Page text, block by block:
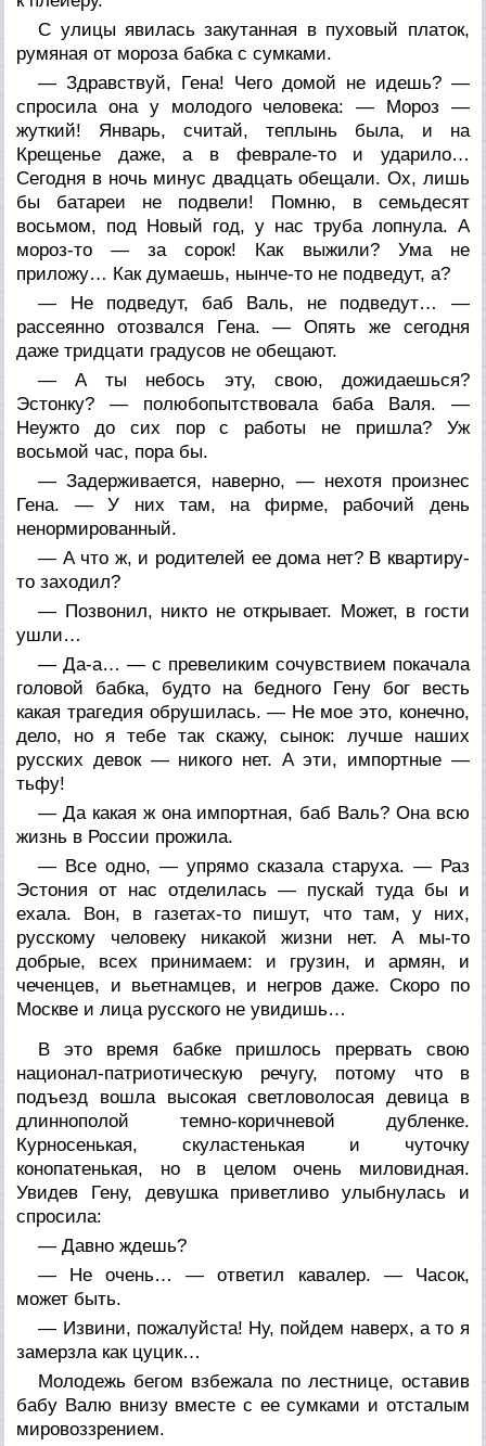
С улицы явилась закутанная в пуховый платок,
румяная от мороза бабка с сумками.
— Здравствуй, Гена! Чего домой не идешь? —
спросила она у молодого человека: — Мороз —
жуткий! Январь, считай, теплынь была, и на
Крещенье даже, а в феврале-то и ударило…
Сегодня в ночь минус двадцать обещали. Ох, лишь
бы батареи не подвели! Помню, в семьдесят
восьмом, под Новый год, у нас труба лопнула. А
мороз-то — за сорок! Как выжили? Ума не
приложу… Как думаешь, нынче-то не подведут, а?
— Не подведут, баб Валь, не подведут… —
рассеянно отозвался Гена. — Опять же сегодня
даже тридцати градусов не обещают.
— А ты небось эту, свою, дожидаешься?
Эстонку? — полюбопытствовала баба Валя. —
Неужто до сих пор с работы не пришла? Уж
восьмой час, пора бы.
— Задерживается, наверно, — нехотя произнес
Гена. — У них там, на фирме, рабочий день
ненормированный.
— А что ж, и родителей ее дома нет? В квартиру-
то заходил?
— Позвонил, никто не открывает. Может, в гости
ушли…
— Да-а… — с превеликим сочувствием покачала
головой бабка, будто на бедного Гену бог весть
какая трагедия обрушилась. — Не мое это, конечно,
дело, но я тебе так скажу, сынок: лучше наших
русских девок — никого нет. А эти, импортные —
тьфу!
— Да какая ж она импортная, баб Валь? Она всю
жизнь в России прожила.
— Все одно, — упрямо сказала старуха. — Раз
Эстония от нас отделилась — пускай туда бы и
ехала. Вон, в газетах-то пишут, что там, у них,
русскому человеку никакой жизни нет. А мы-то
добрые, всех принимаем: и грузин, и армян, и
чеченцев, и вьетнамцев, и негров даже. Скоро по
Москве и лица русского не увидишь…
В это время бабке пришлось прервать свою
национал-патриотическую речугу, потому что в
подъезд вошла высокая светловолосая девица в
длиннополой темно-коричневой дубленке.
Курносенькая, скуластенькая и чуточку
конопатенькая, но в целом очень миловидная.
Увидев Гену, девушка приветливо улыбнулась и
спросила:
— Давно ждешь?
— Не очень… — ответил кавалер. — Часок,
может быть.
— Извини, пожалуйста! Ну, пойдем наверх, а то я
замерзла как цуцик…
Молодежь бегом взбежала по лестнице, оставив
бабу Валю внизу вместе с ее сумками и отсталым
мировоззрением.